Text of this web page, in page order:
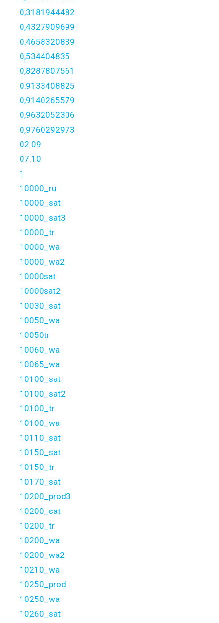
0,3181944482
0,4327909699
0,4658320839
0,534404835
0,8287807561
0,9133408825
0,9140265579
0,9632052306
0,9760292973
02.09
07.10
1
10000_ru
10000_sat
10000_sat3
10000_tr
10000_wa
10000_wa2
10000sat
10000sat2
10030_sat
10050_wa
10050tr
10060_wa
10065_wa
10100_sat
10100_sat2
10100_tr
10100_wa
10110_sat
10150_sat
10150_tr
10170_sat
10200_prod3
10200_sat
10200_tr
10200_wa
10200_wa2
10210_wa
10250_prod
10250_wa
10260_sat